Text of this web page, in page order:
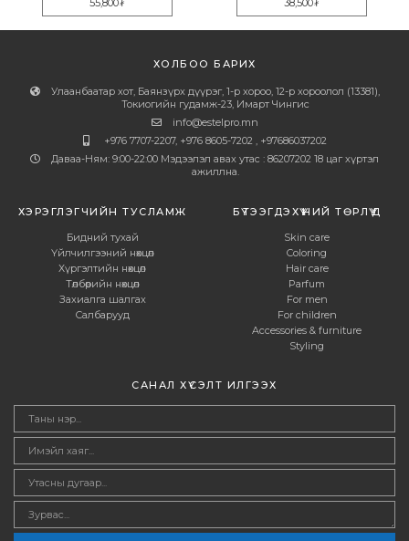
ХОЛБОО БАРИХ
Улаанбаатар хот, Баянзүрх дүүрэг, 1-р хороо, 12-р хороолол (13381),
Токиогийн гудамж-23, Имарт Чингис
info@estelpro.mn
+976 7707-2207, +976 8605-7202 , +97686037202
Даваа-Ням: 9:00-22:00 Мэдээлэл авах утас : 86207202 18 цаг хүртэл
ажиллна.
ХЭРЭГЛЭГЧИЙН ТУСЛАМЖ
Бидний тухай
Үйлчилгээний нөхцөл
Хүргэлтийн нөхцөл
Төлбөрийн нөхцөл
Захиалга шалгах
Салбарууд
БҮТЭЭГДЭХҮҮНИЙ ТӨРЛҮҮД
Skin care
Coloring
Hair care
Parfum
For men
For children
Accessories & furniture
Styling
САНАЛ ХҮСЭЛТ ИЛГЭЭХ